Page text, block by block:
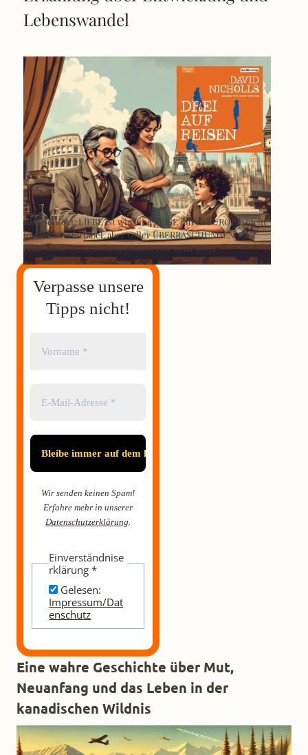
Lebenswandel
Klappentext: LIEBE ist wie eine REISE durch EUROPA: nicht
immer komfortabel, aber voller ÜBERRASCHUNGEN. Und
manchmal versteht man einfach nurRead more
Verpasse unsere
Tipps nicht!
Wir senden keinen Spam!
Erfahre mehr in unserer
Datenschutzerklärung.
Einverständnise
rklärung*
Gelesen:
Impressum/Dat
enschutz
Eine wahre Geschichte über Mut,
Neuanfang und das Leben in der
kanadischen Wildnis